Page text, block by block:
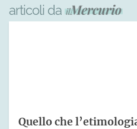
articoli da
Quello che